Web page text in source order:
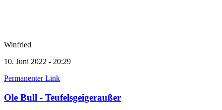
Winfried
10. Juni 2022 - 20:29
Permanenter Link
Ole Bull - Teufelsgeigeraußer